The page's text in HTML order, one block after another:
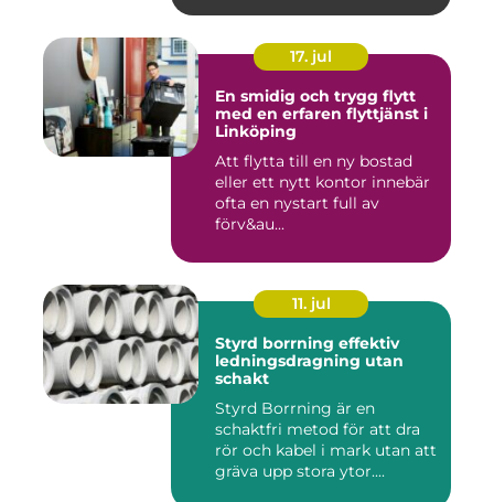
17. jul
En smidig och trygg flytt
med en erfaren flyttjänst i
Linköping
Att flytta till en ny bostad
eller ett nytt kontor innebär
ofta en nystart full av
förv&au...
11. jul
Styrd borrning effektiv
ledningsdragning utan
schakt
Styrd Borrning är en
schaktfri metod för att dra
rör och kabel i mark utan att
gräva upp stora ytor....